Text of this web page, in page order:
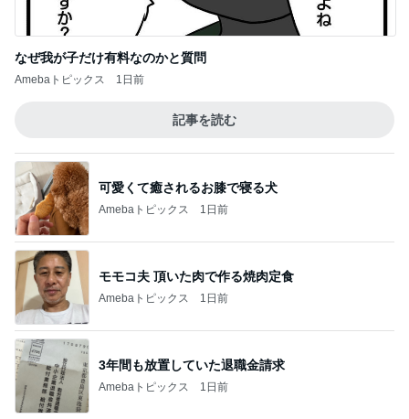
なぜ我が子だけ有料なのかと質問
Amebaトピックス 1日前
記事を読む
可愛くて癒されるお膝で寝る犬
Amebaトピックス 1日前
モモコ夫 頂いた肉で作る焼肉定食
Amebaトピックス 1日前
3年間も放置していた退職金請求
Amebaトピックス 1日前